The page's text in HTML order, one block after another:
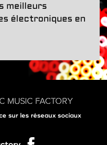
meilleurs
électroniques en
MUSIC FACTORY
sur les réseaux sociaux